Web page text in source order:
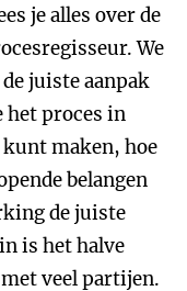
je alles over de
We
juiste aanpak
het proces in
kunt maken, hoe
belangen
de juiste
is het halve
veel partijen.